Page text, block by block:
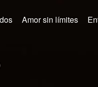
Amor sin límites